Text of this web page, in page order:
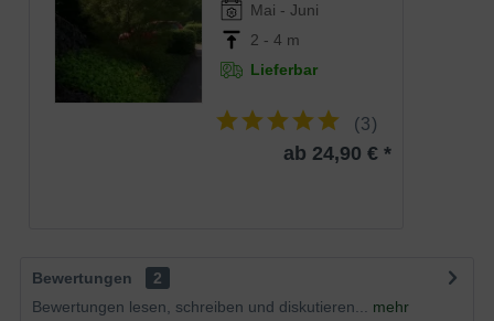
Mai - Juni
2 - 4 m
Lieferbar
(3)
ab 24,90 € *
Bewertungen
2
Bewertungen lesen, schreiben und diskutieren...
mehr